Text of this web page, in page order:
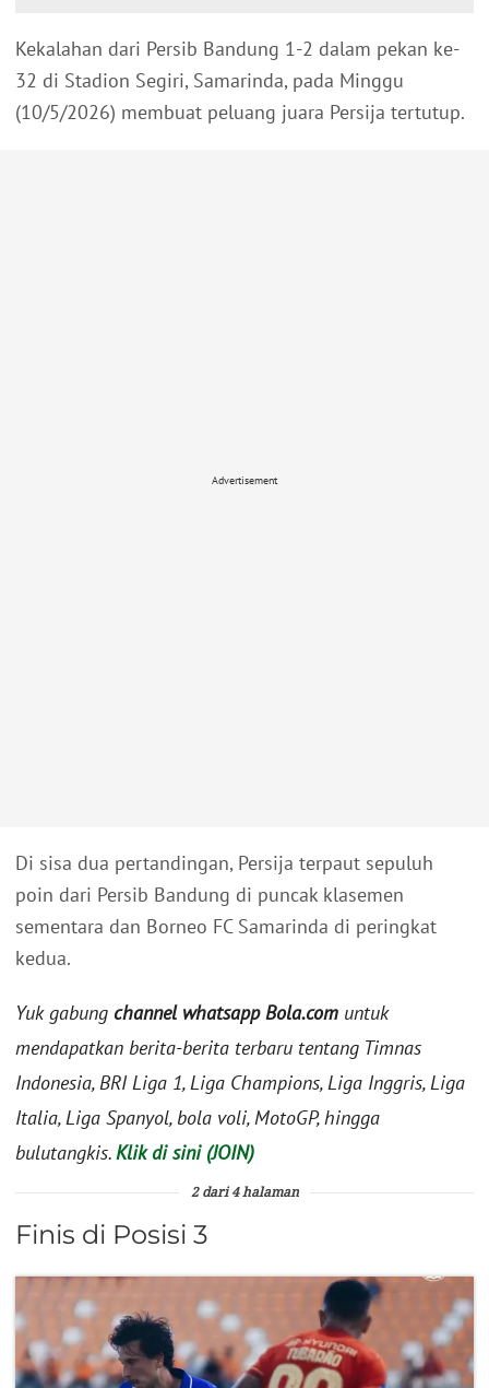
Kekalahan dari Persib Bandung 1-2 dalam pekan ke-
32 di Stadion Segiri, Samarinda, pada Minggu
(10/5/2026) membuat peluang juara Persija tertutup.
Advertisement
Di sisa dua pertandingan, Persija terpaut sepuluh
poin dari Persib Bandung di puncak klasemen
sementara dan Borneo FC Samarinda di peringkat
kedua.
Yuk gabung channel whatsapp Bola.com untuk
mendapatkan berita-berita terbaru tentang Timnas
Indonesia, BRI Liga 1, Liga Champions, Liga Inggris, Liga
Italia, Liga Spanyol, bola voli, MotoGP, hingga
bulutangkis.Klik di sini (JOIN)
2 dari 4 halaman
Finis di Posisi 3